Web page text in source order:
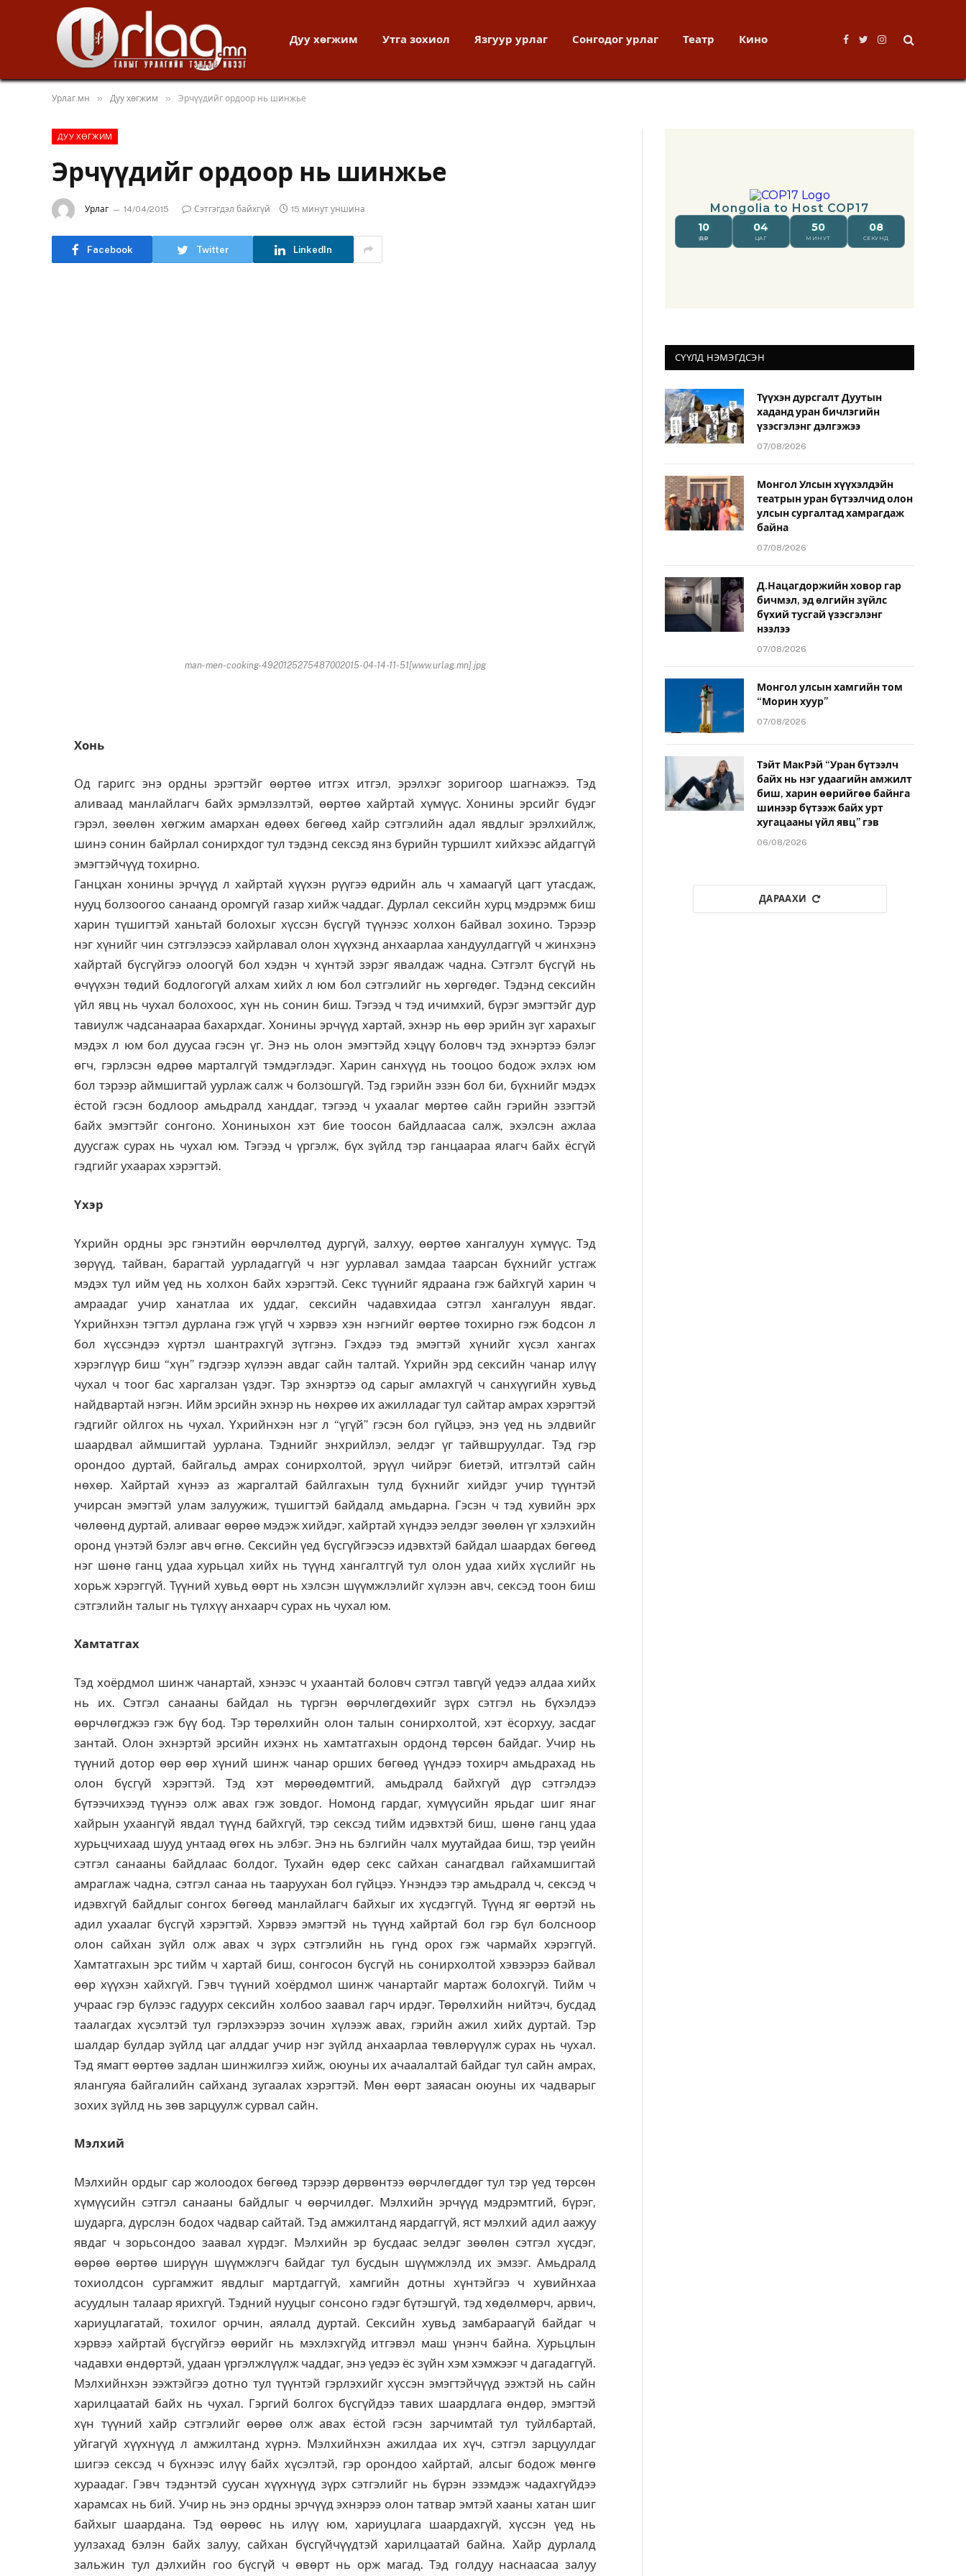
Дуу хөгжим Утга зохиол Язгуур урлаг Сонгодог урлаг Театр Кино
Facebook
TwitterInstagram
Урлаг.мн » Дуу хөгжим » Эрчүүдийг ордоор нь шинжье
ДУУ ХӨГЖИМ
Эрчүүдийг ордоор нь шинжье
Урлаг 14/04/2015 Сэтгэгдэл байхгүй 15 минут уншина
Facebook Twitter LinkedIn
man-men-cooking-4920125275487002015-04-14-11-51[www.urlag.mn].jpg
Хонь
Од гаригс энэ ордны эрэгтэйг өөртөө итгэх итгэл, эрэлхэг зоригоор шагнажээ. Тэд
аливаад манлайлагч байх эрмэлзэлтэй, өөртөө хайртай хүмүүс. Хонины эрсийг бүдэг
гэрэл, зөөлөн хөгжим амархан өдөөх бөгөөд хайр сэтгэлийн адал явдлыг эрэлхийлж,
шинэ сонин байрлал сонирхдог тул тэдэнд сексэд янз бүрийн туршилт хийхээс айдаггүй
эмэгтэйчүүд тохирно.
Ганцхан хонины эрчүүд л хайртай хүүхэн рүүгээ өдрийн аль ч хамаагүй цагт утасдаж,
нууц болзоогоо санаанд оромгүй газар хийж чаддаг. Дурлал сексийн хурц мэдрэмж биш
харин түшигтэй ханьтай болохыг хүссэн бүсгүй түүнээс холхон байвал зохино. Тэрээр
нэг хүнийг чин сэтгэлээсээ хайрлавал олон хүүхэнд анхаарлаа хандуулдаггүй ч жинхэнэ
хайртай бүсгүйгээ олоогүй бол хэдэн ч хүнтэй зэрэг явалдаж чадна. Сэтгэлт бүсгүй нь
өчүүхэн төдий бодлогогүй алхам хийх л юм бол сэтгэлийг нь хөргөдөг. Тэдэнд сексийн
үйл явц нь чухал болохоос, хүн нь сонин биш. Тэгээд ч тэд ичимхий, бүрэг эмэгтэйг дур
тавиулж чадсанаараа бахархдаг. Хонины эрчүүд хартай, эхнэр нь өөр эрийн зүг харахыг
мэдэх л юм бол дуусаа гэсэн үг. Энэ нь олон эмэгтэйд хэцүү боловч тэд эхнэртээ бэлэг
өгч, гэрлэсэн өдрөө марталгүй тэмдэглэдэг. Харин санхүүд нь тооцоо бодож эхлэх юм
бол тэрээр аймшигтай уурлаж салж ч болзошгүй. Тэд гэрийн эзэн бол би, бүхнийг мэдэх
ёстой гэсэн бодлоор амьдралд ханддаг, тэгээд ч ухаалаг мөртөө сайн гэрийн эзэгтэй
байх эмэгтэйг сонгоно. Хониныхон хэт бие тоосон байдлаасаа салж, эхэлсэн ажлаа
дуусгаж сурах нь чухал юм. Тэгээд ч үргэлж, бүх зүйлд тэр ганцаараа ялагч байх ёсгүй
гэдгийг ухаарах хэрэгтэй.
Yхэр
Yхрийн ордны эрс гэнэтийн өөрчлөлтөд дургүй, залхуу, өөртөө хангалуун хүмүүс. Тэд
зөрүүд, тайван, барагтай уурладаггүй ч нэг уурлавал замдаа таарсан бүхнийг устгаж
мэдэх тул ийм үед нь холхон байх хэрэгтэй. Секс түүнийг ядраана гэж байхгүй харин ч
амраадаг учир ханатлаа их уддаг, сексийн чадавхидаа сэтгэл хангалуун явдаг.
Yхрийнхэн тэгтэл дурлана гэж үгүй ч хэрвээ хэн нэгнийг өөртөө тохирно гэж бодсон л
бол хүссэндээ хүртэл шантрахгүй зүтгэнэ. Гэхдээ тэд эмэгтэй хүнийг хүсэл хангах
хэрэглүүр биш “хүн” гэдгээр хүлээн авдаг сайн талтай. Yхрийн эрд сексийн чанар илүү
чухал ч тоог бас харгалзан үздэг. Тэр эхнэртээ од сарыг амлахгүй ч санхүүгийн хувьд
найдвартай нэгэн. Ийм эрсийн эхнэр нь нөхрөө их ажилладаг тул сайтар амрах хэрэгтэй
гэдгийг ойлгох нь чухал. Yхрийнхэн нэг л “үгүй” гэсэн бол гүйцээ, энэ үед нь элдвийг
шаардвал аймшигтай уурлана. Тэднийг энхрийлэл, эелдэг үг тайвшруулдаг. Тэд гэр
орондоо дуртай, байгальд амрах сонирхолтой, эрүүл чийрэг биетэй, итгэлтэй сайн
нөхөр. Хайртай хүнээ аз жаргалтай байлгахын тулд бүхнийг хийдэг учир түүнтэй
учирсан эмэгтэй улам залуужиж, түшигтэй байдалд амьдарна. Гэсэн ч тэд хувийн эрх
чөлөөнд дуртай, аливааг өөрөө мэдэж хийдэг, хайртай хүндээ эелдэг зөөлөн үг хэлэхийн
оронд үнэтэй бэлэг авч өгнө. Сексийн үед бүсгүйгээсээ идэвхтэй байдал шаардах бөгөөд
нэг шөнө ганц удаа хурьцал хийх нь түүнд хангалтгүй тул олон удаа хийх хүслийг нь
хорьж хэрэггүй. Түүний хувьд өөрт нь хэлсэн шүүмжлэлийг хүлээн авч, сексэд тоон биш
сэтгэлийн талыг нь түлхүү анхаарч сурах нь чухал юм.
Хамтатгах
Тэд хоёрдмол шинж чанартай, хэнээс ч ухаантай боловч сэтгэл тавгүй үедээ алдаа хийх
нь их. Сэтгэл санааны байдал нь түргэн өөрчлөгдөхийг зүрх сэтгэл нь бүхэлдээ
өөрчлөгджээ гэж бүү бод. Тэр төрөлхийн олон талын сонирхолтой, хэт ёсорхуу, засдаг
зантай. Олон эхнэртэй эрсийн ихэнх нь хамтатгахын ордонд төрсөн байдаг. Учир нь
түүний дотор өөр өөр хүний шинж чанар орших бөгөөд үүндээ тохирч амьдрахад нь
олон бүсгүй хэрэгтэй. Тэд хэт мөрөөдөмтгий, амьдралд байхгүй дүр сэтгэлдээ
бүтээчихээд түүнээ олж авах гэж зовдог. Номонд гардаг, хүмүүсийн ярьдаг шиг янаг
хайрын ухаангүй явдал түүнд байхгүй, тэр сексэд тийм идэвхтэй биш, шөнө ганц удаа
хурьцчихаад шууд унтаад өгөх нь элбэг. Энэ нь бэлгийн чалх муутайдаа биш, тэр үеийн
сэтгэл санааны байдлаас болдог. Тухайн өдөр секс сайхан санагдвал гайхамшигтай
амраглаж чадна, сэтгэл санаа нь тааруухан бол гүйцээ. Yнэндээ тэр амьдралд ч, сексэд ч
идэвхгүй байдлыг сонгох бөгөөд манлайлагч байхыг их хүсдэггүй. Түүнд яг өөртэй нь
адил ухаалаг бүсгүй хэрэгтэй. Хэрвээ эмэгтэй нь түүнд хайртай бол гэр бүл болсноор
олон сайхан зүйл олж авах ч зүрх сэтгэлийн нь гүнд орох гэж чармайх хэрэггүй.
Хамтатгахын эрс тийм ч хартай биш, сонгосон бүсгүй нь сонирхолтой хэвээрээ байвал
өөр хүүхэн хайхгүй. Гэвч түүний хоёрдмол шинж чанартайг мартаж болохгүй. Тийм ч
учраас гэр бүлээс гадуурх сексийн холбоо заавал гарч ирдэг. Төрөлхийн нийтэч, бусдад
таалагдах хүсэлтэй тул гэрлэхээрээ зочин хүлээж авах, гэрийн ажил хийх дуртай. Тэр
шалдар булдар зүйлд цаг алддаг учир нэг зүйлд анхаарлаа төвлөрүүлж сурах нь чухал.
Тэд ямагт өөртөө задлан шинжилгээ хийж, оюуны их ачаалалтай байдаг тул сайн амрах,
ялангуяа байгалийн сайханд зугаалах хэрэгтэй. Мөн өөрт заяасан оюуны их чадварыг
зохих зүйлд нь зөв зарцуулж сурвал сайн.
Мэлхий
Мэлхийн ордыг сар жолоодох бөгөөд тэрээр дөрвөнтээ өөрчлөгддөг тул тэр үед төрсөн
хүмүүсийн сэтгэл санааны байдлыг ч өөрчилдөг. Мэлхийн эрчүүд мэдрэмтгий, бүрэг,
шударга, дүрслэн бодох чадвар сайтай. Тэд амжилтанд яардаггүй, яст мэлхий адил аажуу
явдаг ч зорьсондоо заавал хүрдэг. Мэлхийн эр бусдаас эелдэг зөөлөн сэтгэл хүсдэг,
өөрөө өөртөө ширүүн шүүмжлэгч байдаг тул бусдын шүүмжлэлд их эмзэг. Амьдралд
тохиолдсон сургамжит явдлыг мартдаггүй, хамгийн дотны хүнтэйгээ ч хувийнхаа
асуудлын талаар ярихгүй. Тэдний нууцыг сонсоно гэдэг бүтэшгүй, тэд хөдөлмөрч, арвич,
хариуцлагатай, тохилог орчин, аялалд дуртай. Сексийн хувьд замбараагүй байдаг ч
хэрвээ хайртай бүсгүйгээ өөрийг нь мэхлэхгүйд итгэвэл маш үнэнч байна. Хурьцлын
чадавхи өндөртэй, удаан үргэлжлүүлж чаддаг, энэ үедээ ёс зүйн хэм хэмжээг ч дагадаггүй.
Мэлхийнхэн ээжтэйгээ дотно тул түүнтэй гэрлэхийг хүссэн эмэгтэйчүүд ээжтэй нь сайн
харилцаатай байх нь чухал. Гэргий болгох бүсгүйдээ тавих шаардлага өндөр, эмэгтэй
хүн түүний хайр сэтгэлийг өөрөө олж авах ёстой гэсэн зарчимтай тул туйлбартай,
уйгагүй хүүхнүүд л амжилтанд хүрнэ. Мэлхийнхэн ажилдаа их хүч, сэтгэл зарцуулдаг
шигээ сексэд ч бүхнээс илүү байх хүсэлтэй, гэр орондоо хайртай, алсыг бодож мөнгө
хураадаг. Гэвч тэдэнтэй суусан хүүхнүүд зүрх сэтгэлийг нь бүрэн эзэмдэж чадахгүйдээ
харамсах нь бий. Учир нь энэ ордны эрчүүд эхнэрээ олон татвар эмтэй хааны хатан шиг
байхыг шаардана. Тэд өөрөөс нь илүү юм, хариуцлага шаардахгүй, хүссэн үед нь
уулзахад бэлэн байх залуу, сайхан бүсгүйчүүдтэй харилцаатай байна. Хайр дурлалд
зальжин тул дэлхийн гоо бүсгүй ч өвөрт нь орж магад. Тэд голдуу наснаасаа залуу
СҮҮЛД НЭМЭГДСЭН
Түүхэн дурсгалт Дуутын
хаданд уран бичлэгийн
үзэсгэлэнг дэлгэжээ
07/08/2026
Монгол Улсын хүүхэлдэйн
театрын уран бүтээлчид олон
улсын сургалтад хамрагдаж
байна
07/08/2026
Д.Нацагдоржийн ховор гар
бичмэл, эд өлгийн зүйлс
бүхий тусгай үзэсгэлэнг
нээлээ
07/08/2026
Монгол улсын хамгийн том
“Морин хуур”
07/08/2026
Тэйт МакРэй “Уран бүтээлч
байх нь нэг удаагийн амжилт
биш, харин өөрийгөө байнга
шинээр бүтээж байх урт
хугацааны үйл явц” гэв
06/08/2026
ДАРААХИ